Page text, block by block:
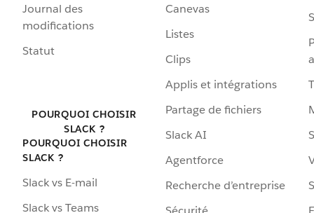
Journal des
modifications
Statut
POURQUOI CHOISIR
SLACK ?
POURQUOI CHOISIR
SLACK ?
Slack vs E-mail
Slack vs Teams
Canevas
Listes
Clips
Applis et intégrations
Partage de fichiers
Slack AI
Agentforce
Recherche d’entreprise